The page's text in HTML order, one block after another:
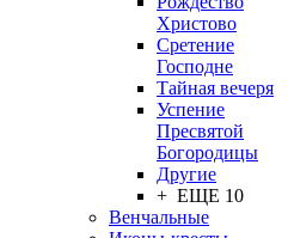
Христово
Сретение
Господне
Тайная вечеря
Успение
Пресвятой
Богородицы
Другие
+ ЕЩЕ 10
Венчальные